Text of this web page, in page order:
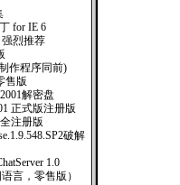
for IE 6
强烈推荐
作程序同前)
售版
解密盘
正式版注册版
注册版
破解
1.0
言，零售版）